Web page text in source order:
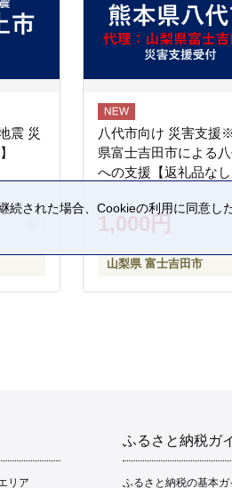
震 災
八代市向け 災害支援
県富士吉田市による
への支援【返礼品なし
1,000円
山梨県 富士吉田市
リア
ふるさと納税ガ
ふるさと納税の基本ガ
された場合、Cookieの利用に同意し